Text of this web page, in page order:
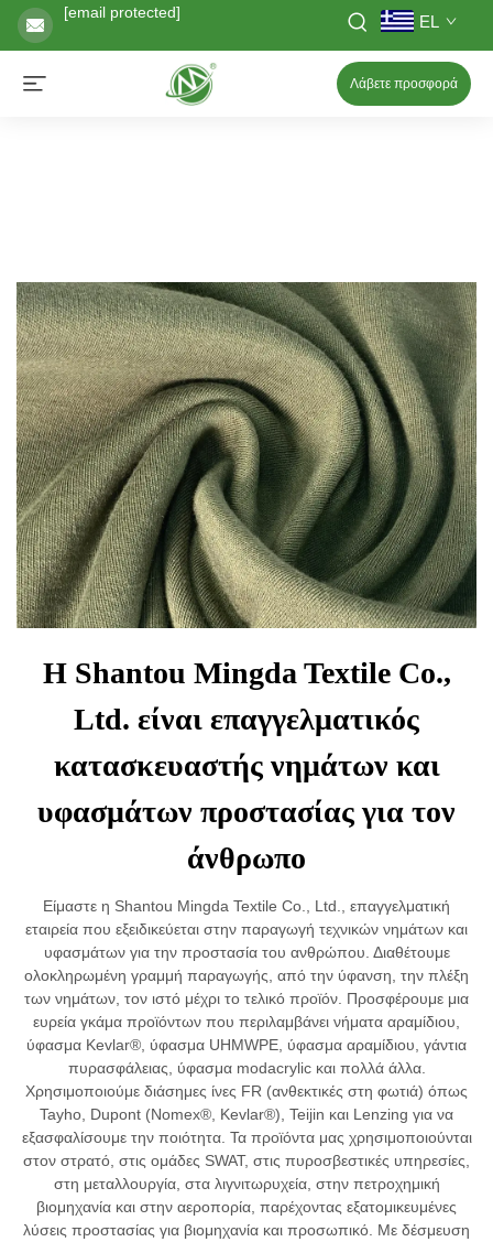
[email protected] EL
Λάβετε προσφορά
Η Shantou Mingda Textile Co.,
Ltd. είναι επαγγελματικός
κατασκευαστής νημάτων και
υφασμάτων προστασίας για τον
άνθρωπο
Είμαστε η Shantou Mingda Textile Co., Ltd., επαγγελματική
εταιρεία που εξειδικεύεται στην παραγωγή τεχνικών νημάτων και
υφασμάτων για την προστασία του ανθρώπου. Διαθέτουμε
ολοκληρωμένη γραμμή παραγωγής, από την ύφανση, την πλέξη
των νημάτων, τον ιστό μέχρι το τελικό προϊόν. Προσφέρουμε μια
ευρεία γκάμα προϊόντων που περιλαμβάνει νήματα αραμίδιου,
ύφασμα Kevlar®, ύφασμα UHMWPE, ύφασμα αραμίδιου, γάντια
πυρασφάλειας, ύφασμα modacrylic και πολλά άλλα.
Χρησιμοποιούμε διάσημες ίνες FR (ανθεκτικές στη φωτιά) όπως
Tayho, Dupont (Nomex®, Kevlar®), Teijin και Lenzing για να
εξασφαλίσουμε την ποιότητα. Τα προϊόντα μας χρησιμοποιούνται
στον στρατό, στις ομάδες SWAT, στις πυροσβεστικές υπηρεσίες,
στη μεταλλουργία, στα λιγνιτωρυχεία, στην πετροχημική
βιομηχανία και στην αεροπορία, παρέχοντας εξατομικευμένες
λύσεις προστασίας για βιομηχανία και προσωπικό. Με δέσμευση